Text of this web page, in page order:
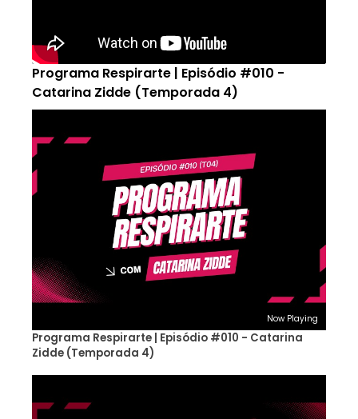
Programa Respirarte | Episódio #010 -
Catarina Zidde (Temporada 4)
Now Playing
Programa Respirarte | Episódio #010 - Catarina
Zidde (Temporada 4)